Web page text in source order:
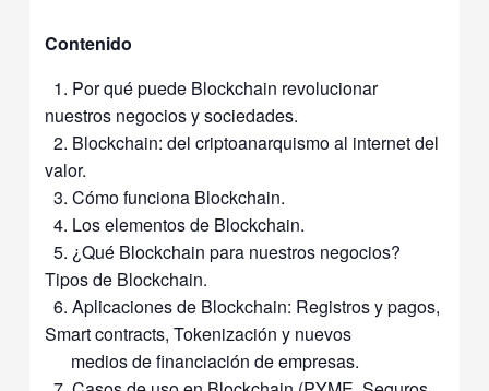
Contenido
1. Por qué puede Blockchain revolucionar
nuestros negocios y sociedades.
2. Blockchain: del criptoanarquismo al internet del
valor.
3.Cómo funciona Blockchain.
4. Los elementos de Blockchain.
5. ¿Qué Blockchain para nuestros negocios?
Tipos de Blockchain.
6. Aplicaciones de Blockchain: Registros y pagos,
Smart contracts, Tokenización y nuevos
medios de financiación de empresas.